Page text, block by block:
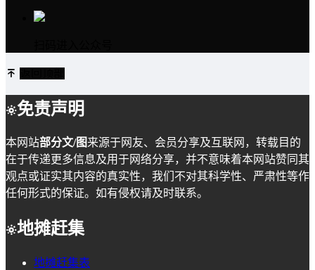
免责声明
本网站部分文/图来源于网友、会员分享及互联网，转载目的
在于传递更多信息及用于网络分享，并不意味着本网站赞同其
观点或证实其内容的真实性，我们不对其科学性、严肃性等作
任何形式的保证。如有侵权请及时联系。
地摊赶集
地摊赶集表